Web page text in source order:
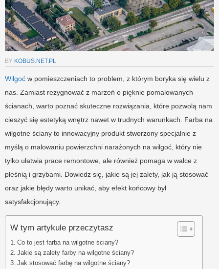
BY KOBUS.NET.PL
Wilgoć w pomieszczeniach to problem, z którym boryka się wielu z
nas. Zamiast rezygnować z marzeń o pięknie pomalowanych
ścianach, warto poznać skuteczne rozwiązania, które pozwolą nam
cieszyć się estetyką wnętrz nawet w trudnych warunkach. Farba na
wilgotne ściany to innowacyjny produkt stworzony specjalnie z
myślą o malowaniu powierzchni narażonych na wilgoć, który nie
tylko ułatwia prace remontowe, ale również pomaga w walce z
pleśnią i grzybami. Dowiedz się, jakie są jej zalety, jak ją stosować
oraz jakie błędy warto unikać, aby efekt końcowy był
satysfakcjonujący.
W tym artykule przeczytasz
Co to jest farba na wilgotne ściany?
Jakie są zalety farby na wilgotne ściany?
Jak stosować farbę na wilgotne ściany?